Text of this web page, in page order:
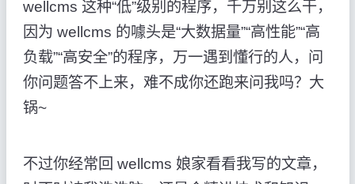
wellcms 这种“低”级别的程序，千万别这么干，
因为 wellcms 的噱头是“大数据量”“高性能”“高
负载”“高安全”的程序，万一遇到懂行的人，问
你问题答不上来，难不成你还跑来问我吗？大
锅~
不过你经常回 wellcms 娘家看看我写的文章，